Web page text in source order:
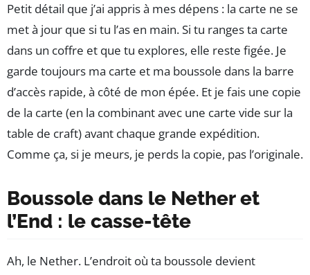
Petit détail que j’ai appris à mes dépens : la carte ne se
met à jour que si tu l’as en main. Si tu ranges ta carte
dans un coffre et que tu explores, elle reste figée. Je
garde toujours ma carte et ma boussole dans la barre
d’accès rapide, à côté de mon épée. Et je fais une copie
de la carte (en la combinant avec une carte vide sur la
table de craft) avant chaque grande expédition.
Comme ça, si je meurs, je perds la copie, pas l’originale.
Boussole dans le Nether et
l’End : le casse-tête
Ah, le Nether. L’endroit où ta boussole devient